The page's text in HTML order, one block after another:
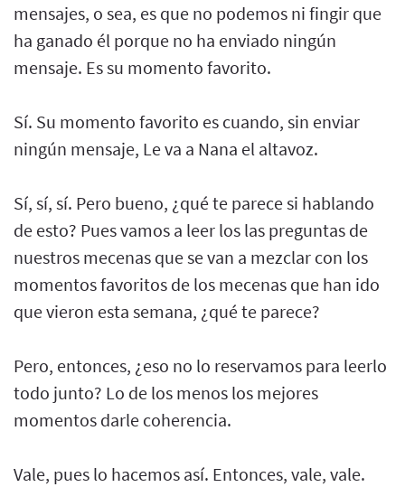
mensajes, o sea, es que no podemos ni fingir que
ha ganado él porque no ha enviado ningún
mensaje. Es su momento favorito.
Sí. Su momento favorito es cuando, sin enviar
ningún mensaje, Le va a Nana el altavoz.
Sí, sí, sí. Pero bueno, ¿qué te parece si hablando
de esto? Pues vamos a leer los las preguntas de
nuestros mecenas que se van a mezclar con los
momentos favoritos de los mecenas que han ido
que vieron esta semana, ¿qué te parece?
Pero, entonces, ¿eso no lo reservamos para leerlo
todo junto? Lo de los menos los mejores
momentos darle coherencia.
Vale, pues lo hacemos así. Entonces, vale, vale.